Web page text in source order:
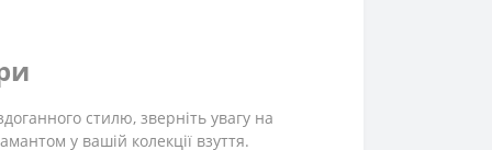
стилю, зверніть увагу на
у вашій колекції взуття.